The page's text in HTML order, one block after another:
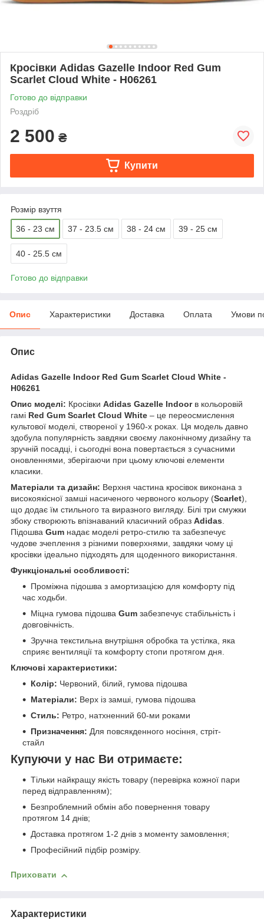
Кросівки Adidas Gazelle Indoor Red Gum
Scarlet Cloud White - H06261
Готово до відправки
Роздріб
2 500 ₴
Купити
Розмір взуття
36 - 23 см 37 - 23.5 см 38 - 24 см 39 - 25 см
40 - 25.5 см
Готово до відправки
Опис Характеристики Доставка Оплата Умови
Опис
Adidas Gazelle Indoor Red Gum Scarlet Cloud White -
H06261
Опис моделі: Кросівки Adidas Gazelle Indoorв кольоровій
гамі Red Gum Scarlet Cloud White – це переосмислення
культової моделі, створеної у 1960-х роках. Ця модель давно
здобула популярність завдяки своєму лаконічному дизайну та
зручній посадці, і сьогодні вона повертається з сучасними
оновленнями, зберігаючи при цьому ключові елементи
класики.
Матеріали та дизайн: Верхня частина кросівок виконана з
високоякісної замші насиченого червоного кольору (Scarlet),
що додає їм стильного та виразного вигляду. Білі три смужки
збоку створюють впізнаваний класичний образ Adidas
Підошва Gum надає моделі ретро-стилю та забезпечує
чудове зчеплення з різними поверхнями, завдяки чому ці
кросівки ідеально підходять для щоденного використання.
Функціональні особливості:
Проміжна підошва з амортизацією для комфорту під
час ходьби.
Міцна гумова підошва Gum забезпечує стабільність і
довговічність.
Зручна текстильна внутрішня обробка та устілка, яка
сприяє вентиляції та комфорту стопи протягом дня.
Ключові характеристики:
Колір: Червоний, білий, гумова підошва
Матеріали: Верх із замші, гумова підошва
Стиль: Ретро, натхненний 60-ми роками
Призначення: Для повсякденного носіння, стріт-
стайл
Купуючи у нас Ви отримаєте:
Тільки найкращу якість товару (перевірка кожної пари
перед відправленням);
Безпроблемний обмін або повернення товару
протягом 14 днів;
Доставка протягом 1-2 днів з моменту замовлення;
Професійний підбір розміру.
Приховати
Характеристики